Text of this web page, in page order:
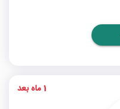
1 ماه بعد